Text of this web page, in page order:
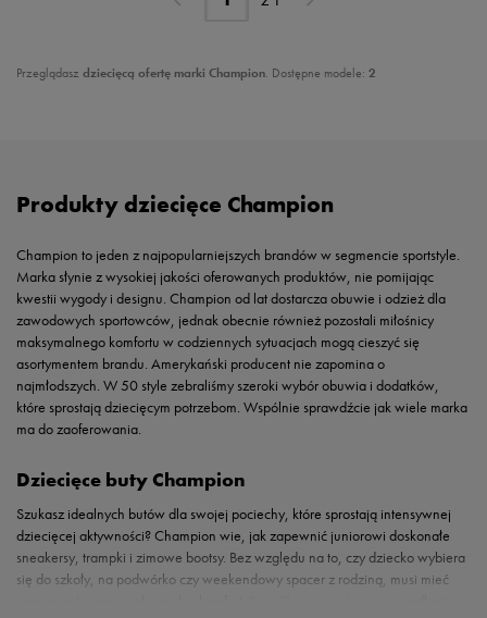
Przeglądasz dziecięcą ofertę marki Champion. Dostępne modele: 2
Produkty dziecięce Champion
Champion to jeden z najpopularniejszych brandów w segmencie sportstyle.
Marka słynie z wysokiej jakości oferowanych produktów, nie pomijając
kwestii wygody i designu. Champion od lat dostarcza obuwie i odzież dla
zawodowych sportowców, jednak obecnie również pozostali miłośnicy
maksymalnego komfortu w codziennych sytuacjach mogą cieszyć się
asortymentem brandu. Amerykański producent nie zapomina o
najmłodszych. W 50 style zebraliśmy szeroki wybór obuwia i dodatków,
które sprostają dziecięcym potrzebom. Wspólnie sprawdźcie jak wiele marka
ma do zaoferowania.
Dziecięce buty Champion
Szukasz idealnych butów dla swojej pociechy, które sprostają intensywnej
dziecięcej aktywności? Champion wie, jak zapewnić juniorowi doskonałe
sneakersy, trampki i zimowe bootsy. Bez względu na to, czy dziecko wybiera
się do szkoły, na podwórko czy weekendowy spacer z rodziną, musi mieć